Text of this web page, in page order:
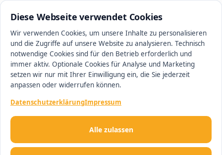
Diese Webseite verwendet Cookies
Wir verwenden Cookies, um unsere Inhalte zu personalisieren
und die Zugriffe auf unsere Website zu analysieren. Technisch
notwendige Cookies sind für den Betrieb erforderlich und
immer aktiv. Optionale Cookies für Analyse und Marketing
setzen wir nur mit Ihrer Einwilligung ein, die Sie jederzeit
anpassen oder widerrufen können.
DatenschutzerklärungImpressum
Alle zulassen